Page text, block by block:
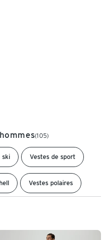
(105)
ski Vestes de sport
Vestes polaires